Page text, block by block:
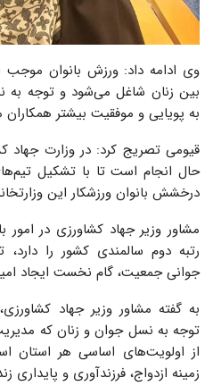
وی ادامه داد: ورزش بانوان موجب
بین زنان شاغل می‌شود و توجه به
به پویایی و موفقیت بیشتر
قیومی تصریج کرد: در وزارت جهاد
حال انجام است تا با تشکیل
درخشش بانوان ورزشکار این
مشاور وزیر جهاد کشاورزی در امور
رتبه دوم سالمندی کشور را
جوانی جمعیت، گام نخست ایجاد
به گفته مشاور وزیر جهاد
توجه به نسل جوان و زنان که مدیریت
از اولویت‌های اساسی هر استان
زمینه ازدواج، فرزندآوری و پایداری